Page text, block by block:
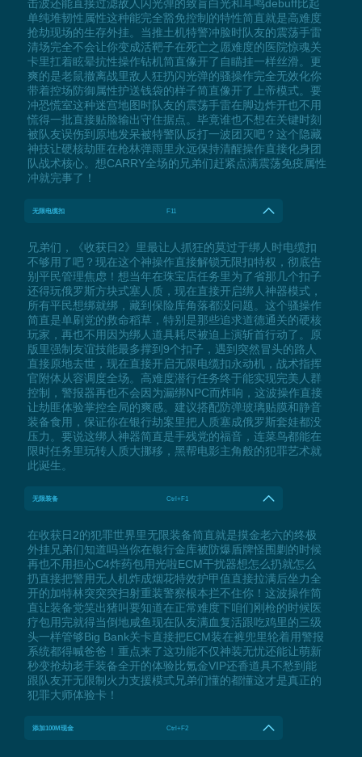
击波还能直接过滤敌人闪光弹的致盲白光和耳鸣debuff比起
单纯堆韧性属性这种能完全豁免控制的特性简直就是高难度
抢劫现场的生存外挂。当推土机特警冲脸时队友的震荡手雷
清场完全不会让你变成活靶子在死亡之愿难度的医院惊魂关
卡里扛着眩晕抗性操作钻机简直像开了自瞄挂一样丝滑。更
爽的是老鼠撤离战里敌人狂扔闪光弹的骚操作完全无效化你
带着控场防御属性护送钱袋的样子简直像开了上帝模式。要
冲恐慌室这种迷宫地图时队友的震荡手雷在脚边炸开也不用
慌得一批直接贴脸输出守住据点。毕竟谁也不想在关键时刻
被队友误伤到原地发呆被特警队反打一波团灭吧？这个隐藏
神技让硬核劫匪在枪林弹雨里永远保持清醒操作直接化身团
队战术核心。想CARRY全场的兄弟们赶紧点满震荡免疫属性
冲就完事了！
无限电缆扣 F11
兄弟们，《收获日2》里最让人抓狂的莫过于绑人时电缆扣
不够用了吧？现在这个神操作直接解锁无限扣特权，彻底告
别平民管理焦虑！想当年在珠宝店任务里为了省那几个扣子
还得玩俄罗斯方块式塞人质，现在直接开启绑人神器模式，
所有平民想绑就绑，藏到保险库角落都没问题。这个骚操作
简直是单刷党的救命稻草，特别是那些追求道德通关的硬核
玩家，再也不用因为绑人道具耗尽被迫上演斩首行动了。原
版里强制友谊技能最多撑到9个扣子，遇到突然冒头的路人
直接原地去世，现在直接开启无限电缆扣永动机，战术指挥
官附体从容调度全场。高难度潜行任务终于能实现完美人群
控制，警报器再也不会因为漏绑NPC而炸响，这波操作直接
让劫匪体验掌控全局的爽感。建议搭配防弹玻璃贴膜和静音
装备食用，保证你在银行劫案里把人质塞成俄罗斯套娃都没
压力。要说这绑人神器简直是手残党的福音，连菜鸟都能在
限时任务里玩转人质大挪移，黑帮电影主角般的犯罪艺术就
此诞生。
无限装备 Ctrl+F1
在收获日2的犯罪世界里无限装备简直就是摸金老六的终极
外挂兄弟们知道吗当你在银行金库被防爆盾牌怪围剿的时候
再也不用担心C4炸药包用光啦ECM干扰器想怎么扔就怎么
扔直接把警用无人机炸成烟花特效护甲值直接拉满后坐力全
开的加特林突突突扫射重装警察根本拦不住你！这波操作简
直让装备党笑出猪叫要知道在正常难度下咱们刚枪的时候医
疗包用完就得当倒地咸鱼现在队友满血复活跟吃鸡里的三级
头一样管够Big Bank关卡直接把ECM装在裤兜里轮着用警报
系统都得喊爸爸！重点来了这功能不仅神装无忧还能让萌新
秒变抢劫老手装备全开的体验比氪金VIP还香道具不愁到能
跟队友开无限制火力支援模式兄弟们懂的都懂这才是真正的
犯罪大师体验卡！
添加100M现金 Ctrl+F2